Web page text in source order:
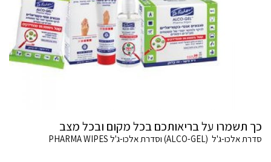
כך תשמרו על בריאותכם בכל מקום ובכל מצב
סדרת אלכו-ג'ל (ALCO-GEL) וסדרת אלכו-ג'ל PHARMA WIPES